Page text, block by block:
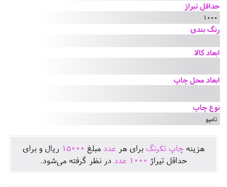
حداقل تیراژ
1000
رنگ بندی
ابعاد کالا
ابعاد محل چاپ
نوع چاپ
تامپو
هزينهچاپ تکرنگ برای هرعدد مبلغ 15000 ريال و برای
حداقل تيراژ 1000 عدد در نظر گرفته می‌شود.